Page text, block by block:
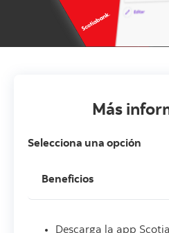
Más
Selecciona una opción
Descarga la app